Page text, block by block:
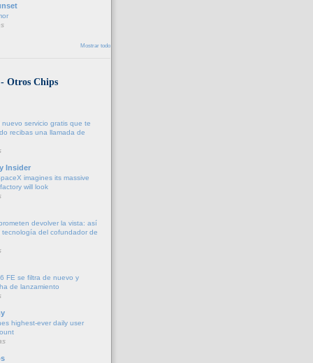
Mostrar todo
Otros Chips
nuevo servicio gratis que te
recibas una llamada de
Insider
imagines its massive
will look
devolver la vista: así
tecnología del cofundador de
FE se filtra de nuevo y
de lanzamiento
highest-ever daily user